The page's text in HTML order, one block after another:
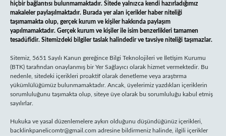
hiçbir bağlantısı bulunmamaktadır. Sitede yalnızca kendi hazırladığımız
makaleler paylaşılmaktadır. Burada yer alan içerikler haber niteliği
taşımamakta olup, gerçek kurum ve kişiler hakkında paylaşım
yapılmamaktadır. Gerçek kurum ve kişiler ile isim benzerlikleri tamamen
tesadüfidir. Sitemizdeki bilgiler taslak halindedir ve tavsiye niteliği taşımazlar.
Sitemiz, 5651 Sayılı Kanun gereğince Bilgi Teknolojileri ve İletişim Kurumu
(BTK) tarafından onaylanmış bir Yer Sağlayıcı olarak hizmet vermektedir. Bu
nedenle, sitedeki içerikleri proaktif olarak denetleme veya araştırma
yükümlülüğümüz bulunmamaktadır. Ancak, üyelerimiz yazdıkları içeriklerin
sorumluluğunu taşımakta olup, siteye üye olarak bu sorumluluğu kabul etmiş
sayılırlar.
Hukuka ve yasal düzenlemelere aykırı olduğunu düşündüğünüz içerikleri,
backlinkpanelicomtr@gmail.com adresine bildirmeniz halinde, ilgili içerikler